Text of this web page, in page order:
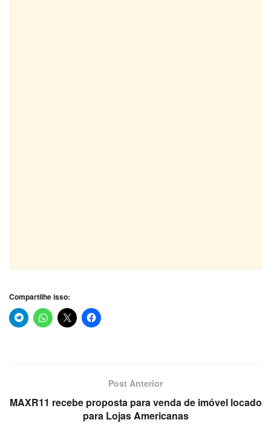
Compartilhe isso:
Post Anterior
MAXR11 recebe proposta para venda de imóvel locado
para Lojas Americanas